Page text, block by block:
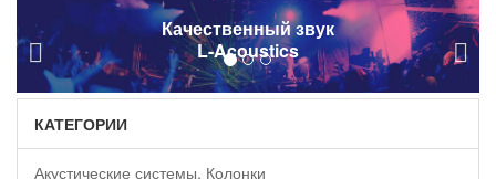
Качественный звук
L-Acoustics
КАТЕГОРИИ
Акустические системы. Колонки